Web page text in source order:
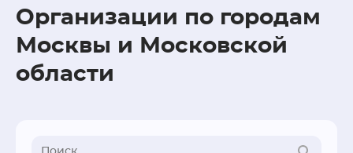
Организации по городам
Москвы и Московской
области